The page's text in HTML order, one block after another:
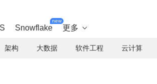
Snowflake
new
更多 
架构 大数据 软件工程 云计算